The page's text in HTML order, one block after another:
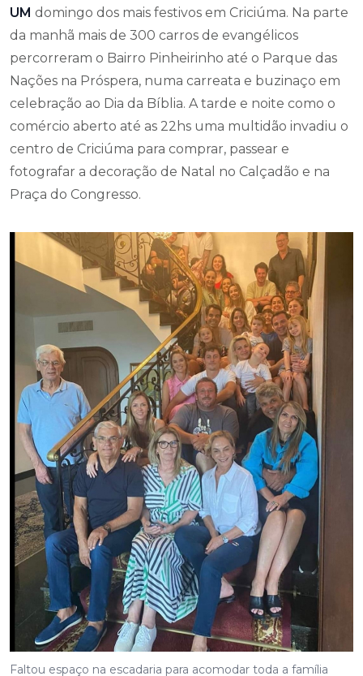
percorreram o Bairro Pinheirinho até o Parque das
Nações na Próspera, numa carreata e buzinaço em
celebração ao Dia da Bíblia. A tarde e noite como o
comércio aberto até as 22hs uma multidão invadiu o
centro de Criciúma para comprar, passear e
fotografar a decoração de Natal no Calçadão e na
Praça do Congresso.
Faltou espaço na escadaria para acomodar toda a família
Moreira Eduardo o irmão e as irmãs filhos, sobrinhos e netos.